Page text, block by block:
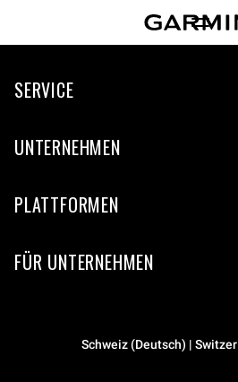
SERVICE
UNTERNEHMEN
PLATTFORMEN
FÜR UNTERNEHMEN
Schweiz (Deutsch) |